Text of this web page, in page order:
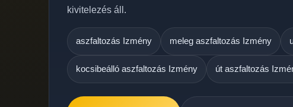
kivitelezés áll.
aszfaltozás Izmény meleg aszfaltozás Izmény
kocsibeálló aszfaltozás Izmény út aszfaltozás